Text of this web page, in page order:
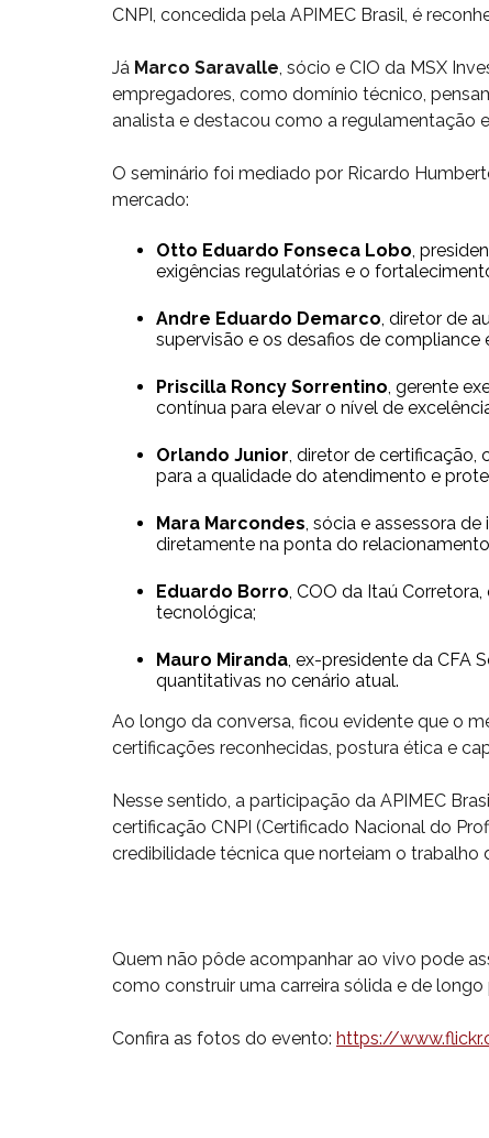
CNPI, concedida pela APIMEC Brasil, é
Já Marco Saravalle, sócio e CIO da MSX
empregadores, como domínio técnico,
analista e destacou como a regulamentação
O seminário foi mediado por Ricardo
mercado:
Otto Eduardo Fonseca Lobo,
exigências regulatórias e o
Andre Eduardo Demarco, diretor de
supervisão e os desafios de compliance
Priscilla Roncy Sorrentino, gerente
contínua para elevar o nível de
Orlando Junior, diretor de certificação,
para a qualidade do atendimento e
Mara Marcondes, sócia e assessora
diretamente na ponta do
Eduardo Borro, COO da Itaú
tecnológica;
Mauro Miranda, ex-presidente da CFA
quantitativas no cenário atual.
Ao longo da conversa, ficou evidente que o
certificações reconhecidas, postura ética e
Nesse sentido, a participação da APIMEC
certificação CNPI (Certificado Nacional do
credibilidade técnica que norteiam o trabalho
Quem não pôde acompanhar ao vivo pode
como construir uma carreira sólida e de
Confira as fotos do evento: https://